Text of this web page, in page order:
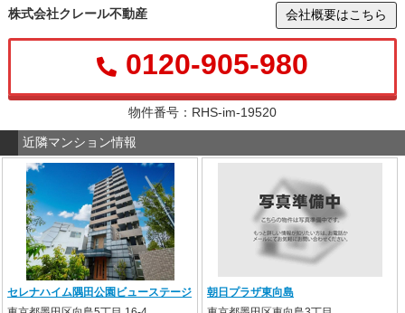
株式会社クレール不動産 会社概要はこちら
0120-905-980
物件番号：RHS-im-19520
近隣マンション情報
セレナハイム隅田公園ビューステージ
朝日プラザ東向島